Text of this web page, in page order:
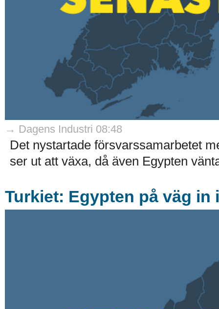
→ Dagens Industri 08:48
Det nystartade försvarssamarbetet
ser ut att växa, då även Egypten
Turkiet: Egypten på väg in